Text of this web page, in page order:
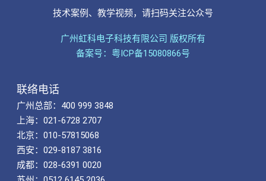
技术案例、教学视频，请扫码关注公众号
广州虹科电子科技有限公司 版权所有
备案号：粤ICP备15080866号
联络电话
广州总部：400 999 3848
上海：021-6728 2707
北京：010-57815068
西安：029-8187 3816
成都：028-6391 0020